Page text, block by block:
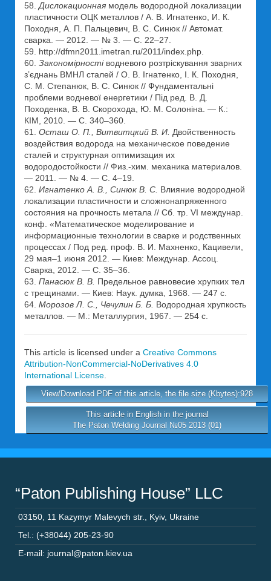
58. Дислокационная модель водородной локализации
пластичности ОЦК металлов / А. В. Игнатенко, И. К.
Походня, А. П. Пальцевич, В. С. Синюк // Автомат.
cварка. — 2012. — № 3. — С. 22–27.
59. http://dfmn2011.imetran.ru/2011/index.php.
60. Закономірності водневого розтріскування зварних
з’єднань ВМНЛ сталей / О. В. Ігнатенко, І. К. Походня,
С. М. Степанюк, В. С. Синюк // Фундаментальні
проблеми водневої енергетики / Під ред. В. Д.
Походенка, В. В. Скорохода, Ю. М. Солоніна. — К.:
КІМ, 2010. — С. 340–360.
61. Осташ О. П., Витвитцкий В. И. Двойственность
воздействия водорода на механическое поведение
сталей и структурная оптимизация их
водородостойкости // Физ.-хим. механика материалов.
— 2011. — № 4. — С. 4–19.
62. Игнатенко А. В., Синюк В. С. Влияние водородной
локализации пластичности и сложнонапряженного
состояния на прочность метала // Сб. тр. VI междунар.
конф. «Математическое моделирование и
информационные технологии в сварке и родственных
процессах / Под ред. проф. В. И. Махненко, Кацивели,
29 мая–1 июня 2012. — Киев: Междунар. Ассоц.
Сварка, 2012. — С. 35–36.
63. Панасюк В. В. Предельное равновесие хрупких тел
с трещинами. — Киев: Наук. думка, 1968. — 247 с.
64. Морозов Л. С., Чечулин Б. Б. Водородная хрупкость
металлов. — М.: Металлургия, 1967. — 254 с.
This article is licensed under a Creative Commons
Attribution-NonCommercial-NoDerivatives 4.0
International License
View/Download PDF of this article, the file size (Kbytes):928
This article in English in the journal
The Paton Welding Journal №05 2013 (01)
“Paton Publishing House” LLC
03150 11 Kazymyr Malevych str. Kyiv, Ukraine
Tel.: (+38044) 205-23-90
E-mail: journal@paton.kiev.ua